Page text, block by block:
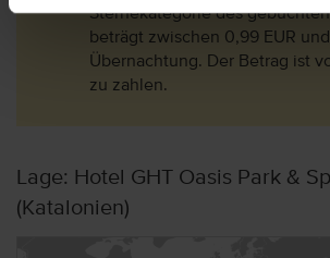
Sternekategorie des
beträgt zwischen 0,99 EUR
Übernachtung. Der Betrag ist
zu zahlen.
Lage: Hotel GHT Oasis Park &
(Katalonien)